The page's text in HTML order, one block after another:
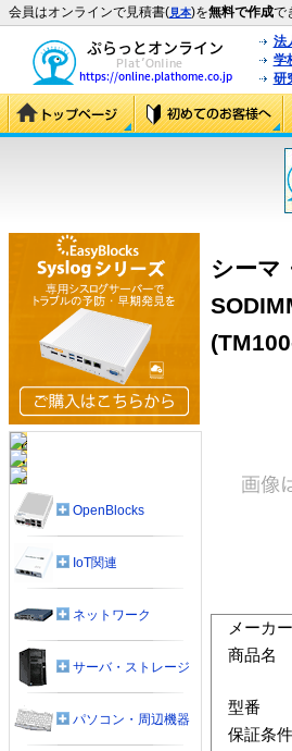
会員はオンラインで見積書(見本)を無料で作成で
法
学
研
シーマ
メーカー
商品名
型番
保証条件
OpenBlocks
IoT関連
ネットワーク
サーバ・ストレージ
パソコン・周辺機器